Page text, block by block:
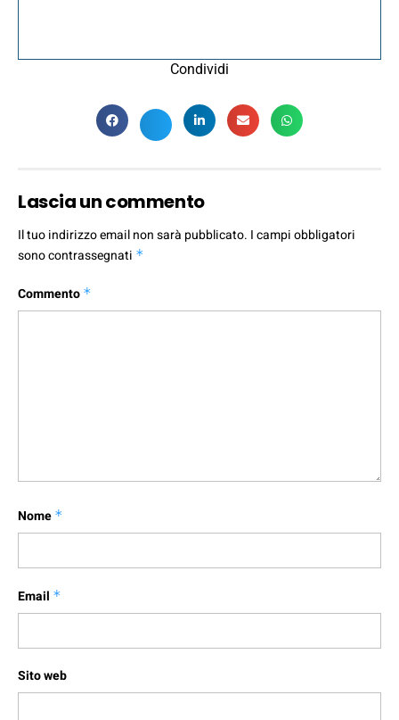
Condividi
Lascia un commento
Il tuo indirizzo email non sarà pubblicato. I campi obbligatori
sono contrassegnati *
Commento *
Nome *
Email *
Sito web